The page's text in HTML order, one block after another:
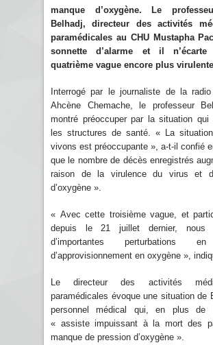
manque d’oxygène. Le
Belhadj, directeur des activités
paramédicales au CHU Mustapha
sonnette d’alarme et il
quatrième vague encore plus
Interrogé par le journaliste de la radio
Ahcène Chemache, le professeur
montré préoccuper par la situation qui
les structures de santé. « La
vivons est préoccupante », a-t-il confié
que le nombre de décès enregistrés
raison de la virulence du virus et
d’oxygène ».
« Avec cette troisième vague, et
depuis le 21 juillet dernier, nous
d’importantes perturbations
d’approvisionnement en oxygène »,
Le directeur des activités
paramédicales évoque une situation de
personnel médical qui, en plus de
« assiste impuissant à la mort des
manque de pression d’oxygène ».